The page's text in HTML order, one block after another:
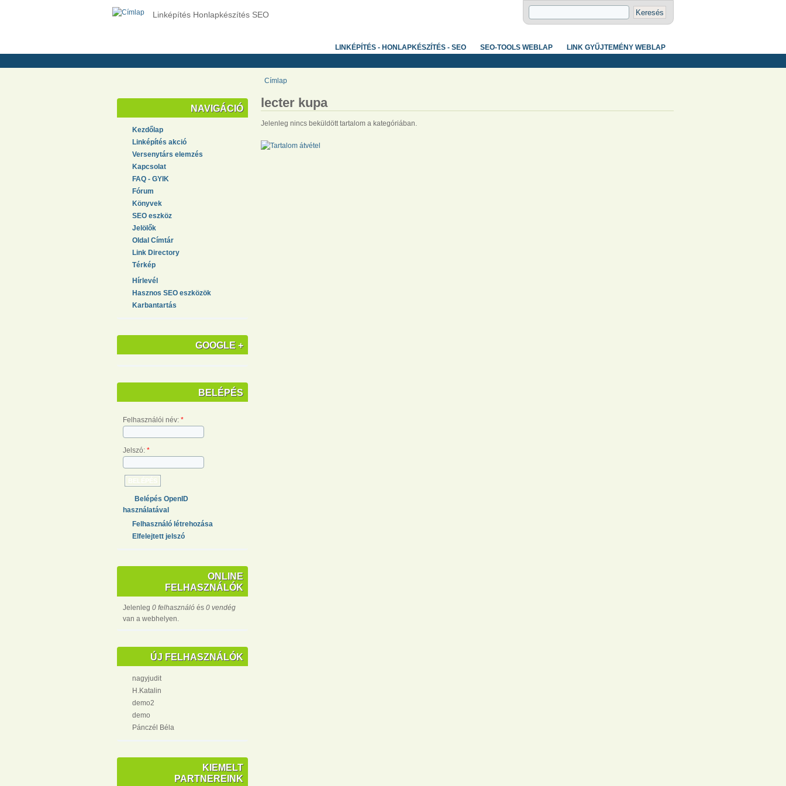
Linképítés Honlapkészítés SEO
LINKÉPÍTÉS - HONLAPKÉSZÍTÉS - SEO SEO-TOOLS WEBLAP LINK GYŰJTEMÉNY WEBLAP
Címlap
NAVIGÁCIÓ
Kezdőlap
Linképítés akció
Versenytárs elemzés
Kapcsolat
FAQ - GYIK
Fórum
Könyvek
SEO eszköz
Jelölők
Oldal Címtár
Link Directory
Térkép
Hírlevél
Hasznos SEO eszközök
Karbantartás
GOOGLE +
BELÉPÉS
Felhasználói név: *
Jelszó: *
Belépés OpenID
használatával
Felhasználó létrehozása
Elfelejtett jelszó
ONLINE
FELHASZNÁLÓK
Jelenleg 0 felhasználó és 0 vendég
van a webhelyen.
ÚJ FELHASZNÁLÓK
nagyjudit
H.Katalin
demo2
demo
Pánczél Béla
KIEMELT
PARTNEREINK
lecter kupa
Jelenleg nincs beküldött tartalom a kategóriában.